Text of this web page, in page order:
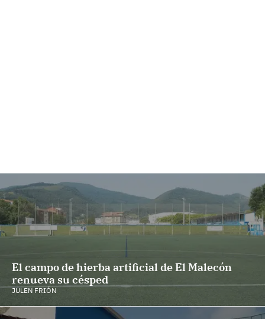
El campo de hierba artificial de El Malecón
renueva su césped
JULEN FRIÓN